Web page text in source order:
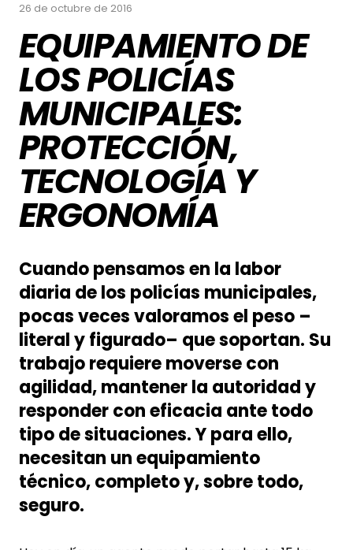
26 de octubre de 2016
EQUIPAMIENTO DE
LOS POLICÍAS
MUNICIPALES:
PROTECCIÓN,
TECNOLOGÍA Y
ERGONOMÍA
Cuando pensamos en la labor
diaria de los policías municipales,
pocas veces valoramos el peso –
literal y figurado– que soportan. Su
trabajo requiere moverse con
agilidad, mantener la autoridad y
responder con eficacia ante todo
tipo de situaciones. Y para ello,
necesitan un equipamiento
técnico, completo y, sobre todo,
seguro.